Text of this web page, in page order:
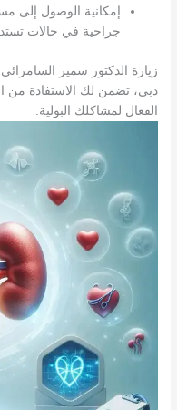
إمكانية الوصول إلى
جراحية في حالات
زيارة الدكتور سمير
دبي، تضمن لك الاستفادة من
الفعال لمشاكلك البولية.